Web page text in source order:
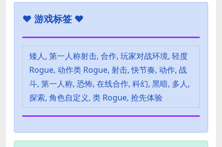
♥ 游戏标签 ♥
矮人, 第一人称射击, 合作, 玩家对战环境, 轻度
Rogue, 动作类 Rogue, 射击, 快节奏, 动作, 战
斗, 第一人称, 恐怖, 在线合作, 科幻, 黑暗, 多人,
探索, 角色自定义, 类 Rogue, 抢先体验